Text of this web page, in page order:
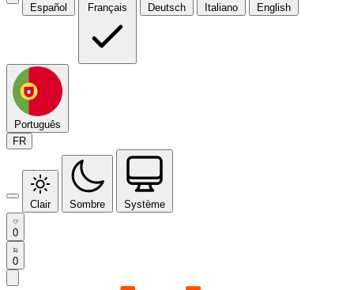
Español Français Deutsch Italiano English
Português
FR
Clair Sombre Système
0
0